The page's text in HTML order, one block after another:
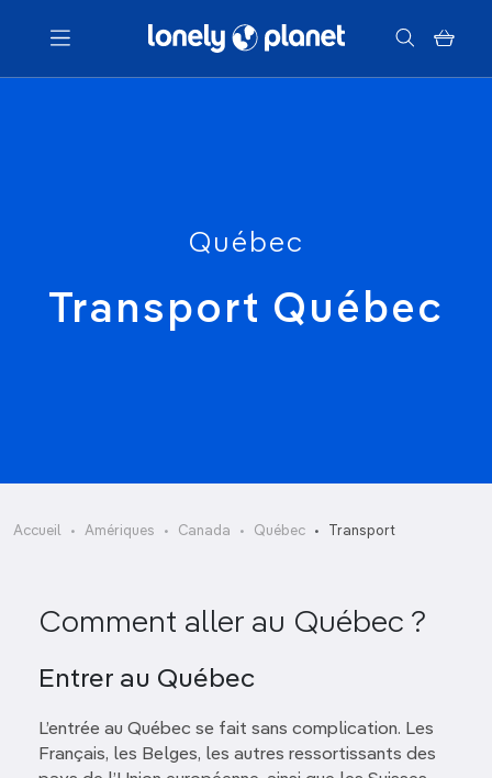
Menu
Québec
Transport Québec
Accueil Amériques Canada Québec Transport
Comment aller au Québec ?
Entrer au Québec
L’entrée au Québec se fait sans complication. Les
Français, les Belges, les autres ressortissants des